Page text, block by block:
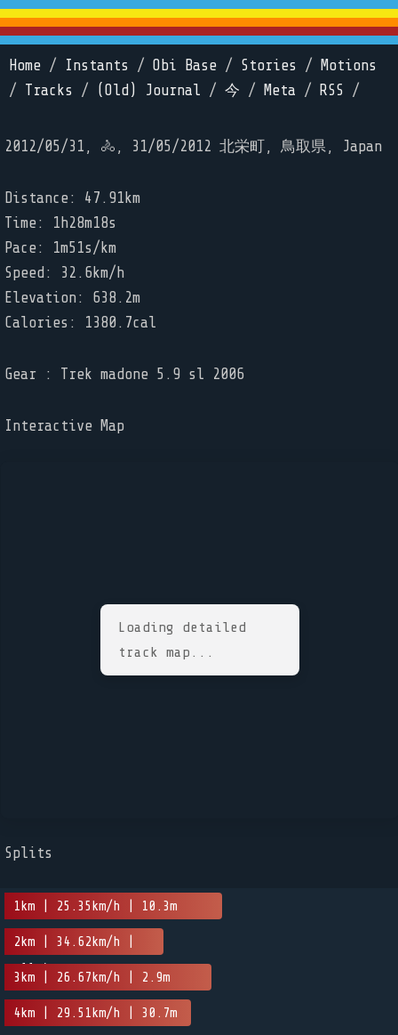
Home / Instants / Obi Base / Stories /
Motions
/ Tracks / (Old) Journal / 今 / Meta / RSS /
2012/05/31, 🚴, 31/05/2012 北栄町, 鳥取県, Japan
Distance: 47.91km
Time: 1h28m18s
Pace: 1m51s/km
Speed: 32.6km/h
Elevation: 638.2m
Calories: 1380.7cal
Gear : Trek madone 5.9 sl 2006
Interactive Map
Loading detailed
track map...
Splits
1km | 25.35km/h | 10.3m
2km | 34.62km/h |
-11.4m
3km | 26.67km/h | 2.9m
4km | 29.51km/h | 30.7m